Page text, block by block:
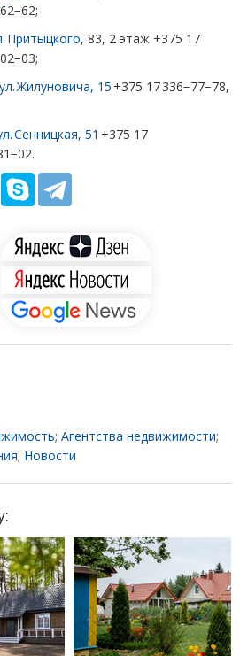
Притыцкого, 83, 2 этаж +375 17
Жилуновича, 15 +375 17 336−77−78,
Сенницкая, 51 +375 17
; Агентства недвижимости;
; Новости